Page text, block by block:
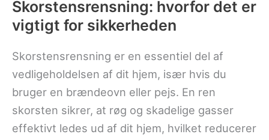
Skorstensrensning: hvorfor det er
vigtigt for sikkerheden
Skorstensrensning er en essentiel del af
vedligeholdelsen af dit hjem, især hvis du
bruger en brændeovn eller pejs. En ren
skorsten sikrer, at røg og skadelige gasser
effektivt ledes ud af dit hjem, hvilket reducerer